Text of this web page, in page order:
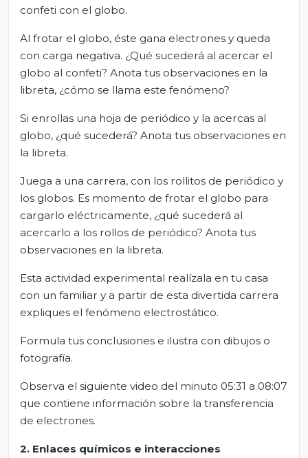
confeti con el globo.
Al frotar el globo, éste gana electrones y queda
con carga negativa. ¿Qué sucederá al acercar el
globo al confeti? Anota tus observaciones en la
libreta, ¿cómo se llama este fenómeno?
Si enrollas una hoja de periódico y la acercas al
globo, ¿qué sucederá? Anota tus observaciones en
la libreta.
Juega a una carrera, con los rollitos de periódico y
los globos. Es momento de frotar el globo para
cargarlo eléctricamente, ¿qué sucederá al
acercarlo a los rollos de periódico? Anota tus
observaciones en la libreta.
Esta actividad experimental realízala en tu casa
con un familiar y a partir de esta divertida carrera
expliques el fenómeno electrostático.
Formula tus conclusiones e ilustra con dibujos o
fotografía.
Observa el siguiente video del minuto 05:31 a 08:07
que contiene información sobre la transferencia
de electrones.
2. Enlaces químicos e interacciones